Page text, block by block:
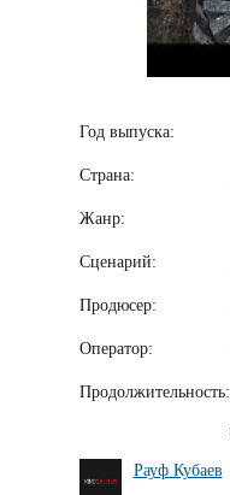
Год выпуска:
Страна:
Жанр:
Сценарий:
Продюсер:
Оператор:
Продолжительность:
Рауф Кубаев